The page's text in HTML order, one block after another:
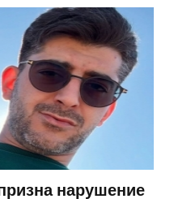
нарушение